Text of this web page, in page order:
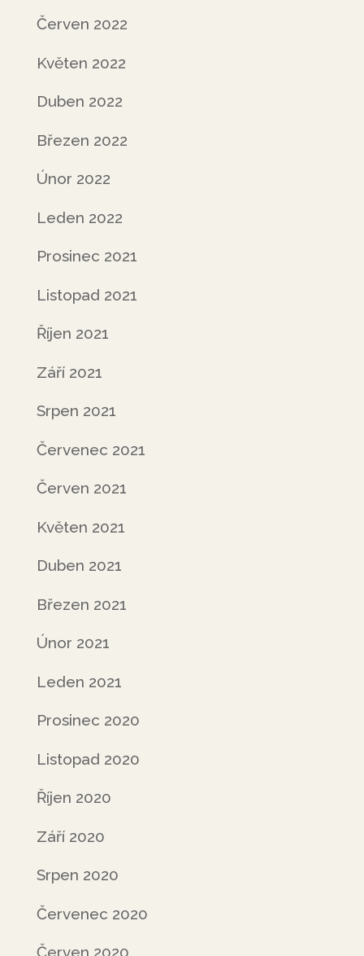
Červen 2022
Květen 2022
Duben 2022
Březen 2022
Únor 2022
Leden 2022
Prosinec 2021
Listopad 2021
Říjen 2021
Září 2021
Srpen 2021
Červenec 2021
Červen 2021
Květen 2021
Duben 2021
Březen 2021
Únor 2021
Leden 2021
Prosinec 2020
Listopad 2020
Říjen 2020
Září 2020
Srpen 2020
Červenec 2020
Červen 2020